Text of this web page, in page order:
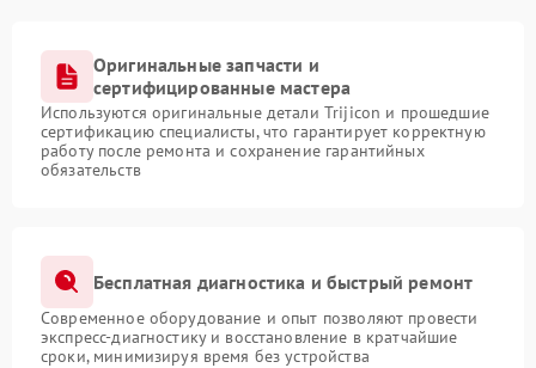
Оригинальные запчасти и
сертифицированные мастера
Используются оригинальные детали Trijicon и прошедшие
сертификацию специалисты, что гарантирует корректную
работу после ремонта и сохранение гарантийных
обязательств
Бесплатная диагностика и быстрый ремонт
Современное оборудование и опыт позволяют провести
экспресс-диагностику и восстановление в кратчайшие
сроки, минимизируя время без устройства